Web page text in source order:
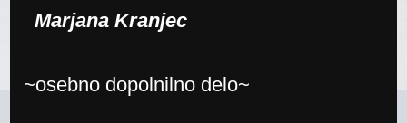
Marjana Kranjec
~osebno dopolnilno delo~